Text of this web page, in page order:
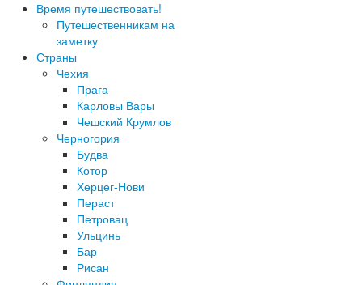
Время путешествовать!
Путешественникам на
заметку
Страны
Чехия
Прага
Карловы Вары
Чешский Крумлов
Черногория
Будва
Котор
Херцег-Нови
Пераст
Петровац
Ульцинь
Бар
Рисан